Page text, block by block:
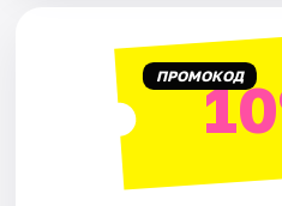
ПРОМОКОД